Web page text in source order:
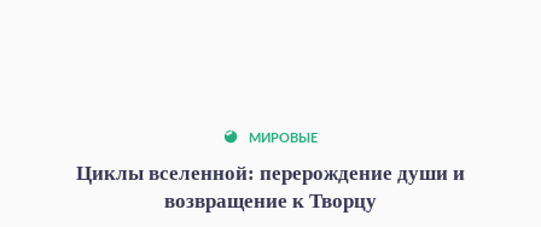
МИРОВЫЕ
Циклы вселенной: перерождение души и
возвращение к Творцу